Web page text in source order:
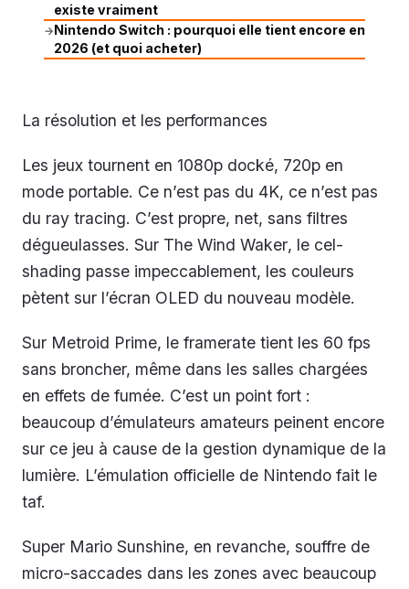
existe vraiment
→Nintendo Switch : pourquoi elle tient encore en
2026 (et quoi acheter)
La résolution et les performances
Les jeux tournent en 1080p docké, 720p en
mode portable. Ce n’est pas du 4K, ce n’est pas
du ray tracing. C’est propre, net, sans filtres
dégueulasses. Sur The Wind Waker, le cel-
shading passe impeccablement, les couleurs
pètent sur l’écran OLED du nouveau modèle.
Sur Metroid Prime, le framerate tient les 60 fps
sans broncher, même dans les salles chargées
en effets de fumée. C’est un point fort :
beaucoup d’émulateurs amateurs peinent encore
sur ce jeu à cause de la gestion dynamique de la
lumière. L’émulation officielle de Nintendo fait le
taf.
Super Mario Sunshine, en revanche, souffre de
micro-saccades dans les zones avec beaucoup